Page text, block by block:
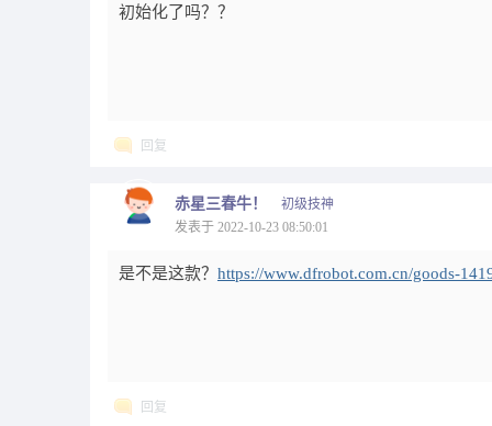
初始化了吗？？
回复
赤星三春牛！
初级技神
发表于 2022-10-23 08:50:01
是不是这款？ https://www.dfrobot.com.cn/goods-
回复